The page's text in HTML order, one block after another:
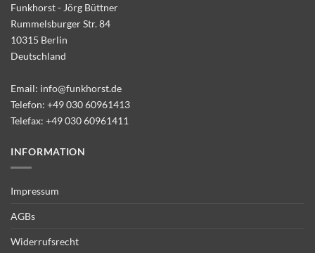
Funkhorst - Jörg Büttner
Rummelsburger Str. 84
10315 Berlin
Deutschland
Email: info@funkhorst.de
Telefon: +49 030 60961413
Telefax: +49 030 60961411
INFORMATION
Impressum
AGBs
Widerrufsrecht